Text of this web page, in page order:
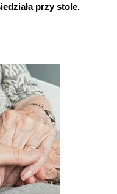
przy stole.